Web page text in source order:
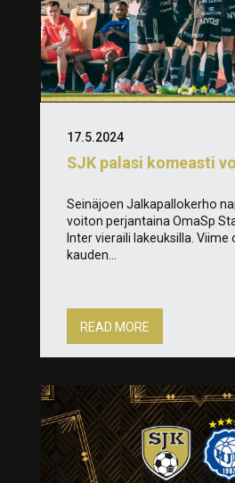
SJK palasi komeasti
17.5.2024
Seinäjoen Jalkapallokerho
voiton perjantaina OmaSp
Inter vieraili lakeuksilla. Viime
kauden...
READ MORE